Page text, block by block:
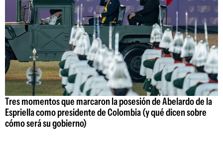
Tres momentos que marcaron la posesión de Abelardo de la
Espriella como presidente de Colombia (y qué dicen sobre
cómo será su gobierno)